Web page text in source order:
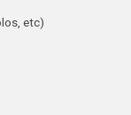
etc)